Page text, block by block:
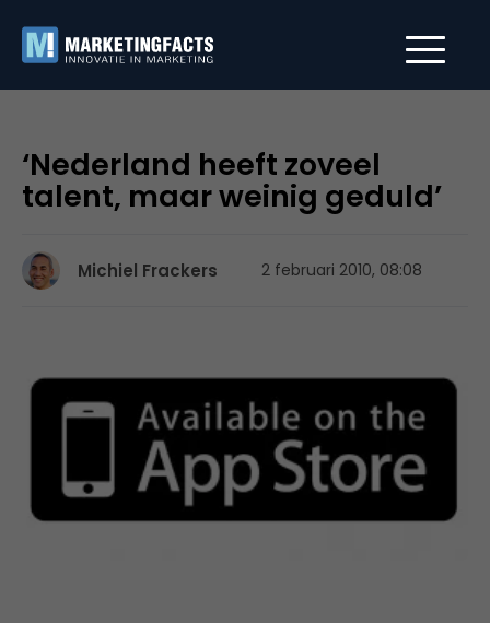
‘Nederland heeft zoveel
talent, maar weinig geduld’
Michiel Frackers 2 februari 2010, 08:08